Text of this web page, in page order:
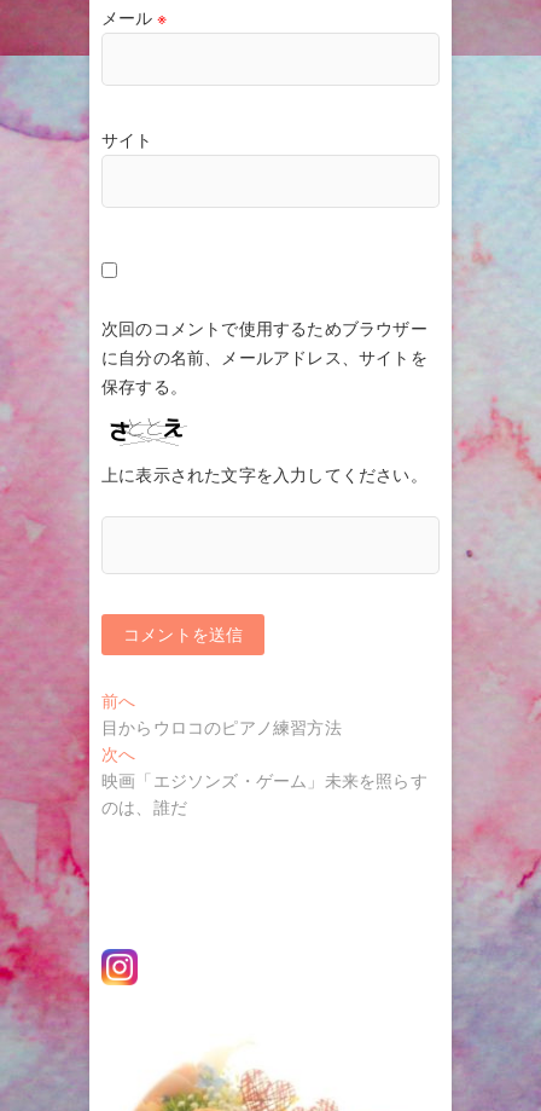
メール ※
サイト
次回のコメントで使用するためブラウザー
に自分の名前、メールアドレス、サイトを
保存する。
上に表示された文字を入力してください。
投
稿
ナ
ビ
ョ
前へ過
去
の
投
稿:
目からウロコのピアノ練習方法
次へ次
の
映画「エジソンズ・ゲーム」未来を照らす
のは、誰だ